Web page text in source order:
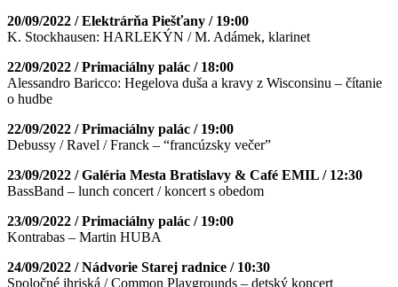
20/09/2022 / Elektrárňa Piešťany / 19:00
K. Stockhausen: HARLEKÝN / M. Adámek, klarinet
22/09/2022 / Primaciálny palác / 18:00
Alessandro Baricco: Hegelova duša a kravy z Wisconsinu – čítanie
o hudbe
22/09/2022 / Primaciálny palác / 19:00
Debussy / Ravel / Franck – “francúzsky večer”
23/09/2022 / Galéria Mesta Bratislavy & Café EMIL / 12:30
BassBand – lunch concert / koncert s obedom
23/09/2022 / Primaciálny palác / 19:00
Kontrabas – Martin HUBA
24/09/2022 / Nádvorie Starej radnice / 10:30
Spoločné ihriská / Common Playgrounds – detský koncert